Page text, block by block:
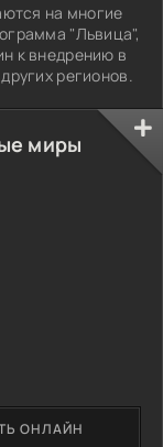
на многие
"Львица",
к внедрению в
регионов.
миры
ОНЛАЙН